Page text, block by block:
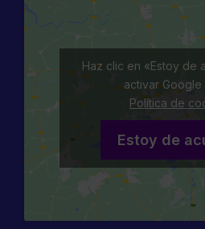
Haz clic en «Estoy de
activar Google
Política de
Estoy de